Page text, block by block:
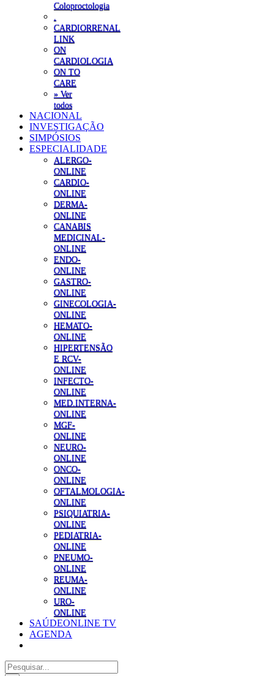
Coloproctologia
CARDIORRENAL
LINK
ON
CARDIOLOGIA
ON TO
CARE
» Ver
todos
NACIONAL
INVESTIGAÇÃO
SIMPÓSIOS
ESPECIALIDADE
ALERGO-
ONLINE
CARDIO-
ONLINE
DERMA-
ONLINE
CANABIS
MEDICINAL-
ONLINE
ENDO-
ONLINE
GASTRO-
ONLINE
GINECOLOGIA-
ONLINE
HEMATO-
ONLINE
HIPERTENSÃO
E RCV-
ONLINE
INFECTO-
ONLINE
MED.INTERNA-
ONLINE
MGF-
ONLINE
NEURO-
ONLINE
ONCO-
ONLINE
OFTALMOLOGIA-
ONLINE
PSIQUIATRIA-
ONLINE
PEDIATRIA-
ONLINE
PNEUMO-
ONLINE
REUMA-
ONLINE
URO-
ONLINE
SAÚDEONLINE TV
AGENDA
Pesquisar